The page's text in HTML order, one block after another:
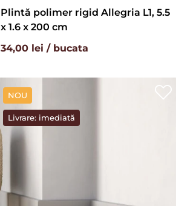
Plintă polimer rigid Allegria L1, 5.5
x 1.6 x 200 cm
34,00 lei / bucata
NOU
Livrare: imediată